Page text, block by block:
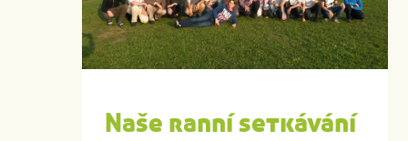
Naše ranní setkávání